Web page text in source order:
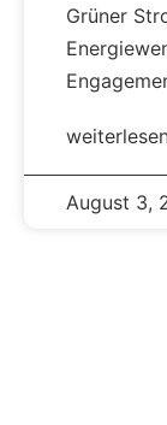
Grüner
August 3,